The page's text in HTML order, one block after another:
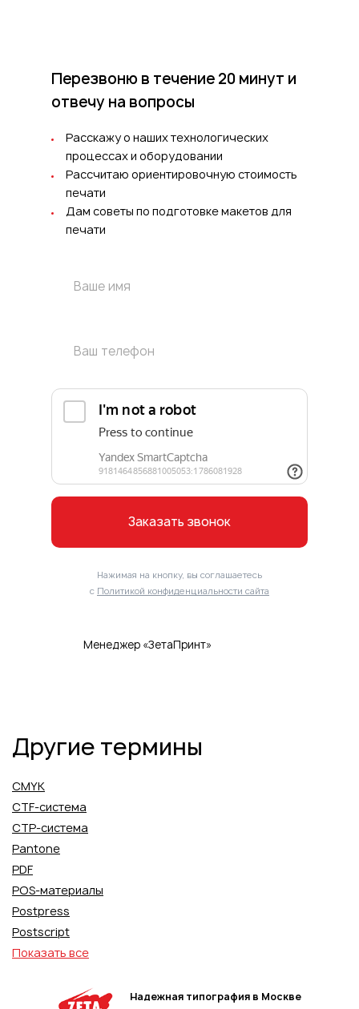
Менеджер «ЗетаПринт»
Перезвоню в течение 20 минут и
отвечу на вопросы
Расскажу о наших технологических
процессах и оборудовании
Рассчитаю ориентировочную стоимость
печати
Дам советы по подготовке макетов для
печати
Заказать звонок
Нажимая на кнопку, вы соглашаетесь
с Политикой конфиденциальности сайта
Другие термины
CMYK
CTF-система
CTP-система
Pantone
PDF
POS-материалы
Postpress
Postscript
Показать все
Надежная типография в Москве